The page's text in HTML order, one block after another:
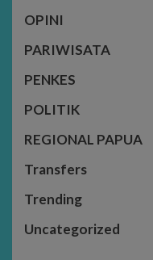
OPINI
PARIWISATA
PENKES
POLITIK
REGIONAL PAPUA
Transfers
Trending
Uncategorized